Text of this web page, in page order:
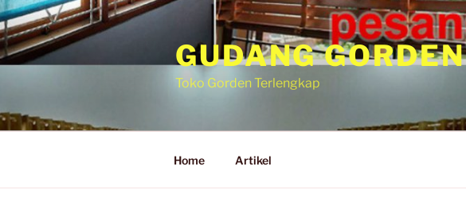
Skip
to
content
GUDANG GORDEN
Toko Gorden Terlengkap
Home Artikel